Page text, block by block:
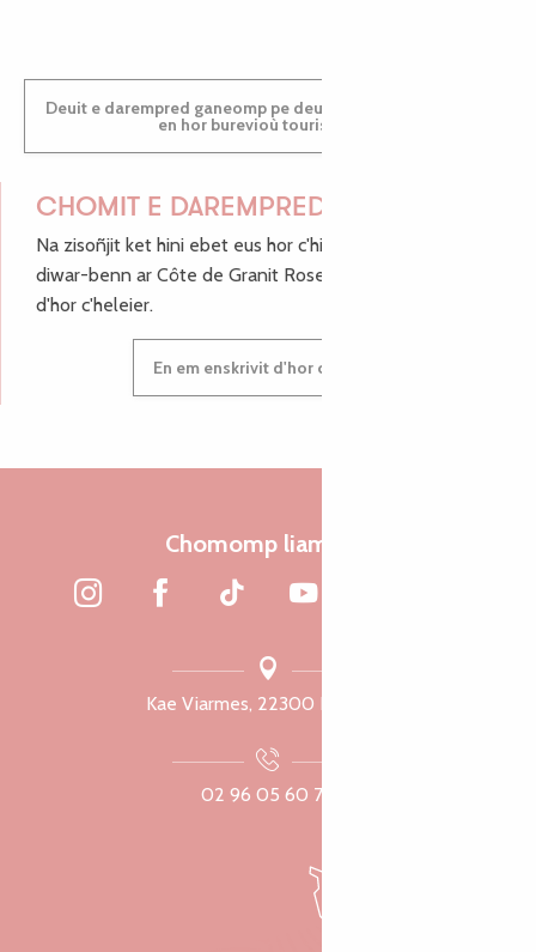
Deuit e darempred ganeomp pe deuit da welet ac'hanomp
en hor burevioù touristerezh
CHOMIT E DAREMPRED !
Na zisoñjit ket hini ebet eus hor c'hinnigoù mat ha keleier
diwar-benn ar Côte de Granit Rose, enskrivit hoc'h anv
d'hor c'heleier.
En em enskrivit d'hor c'heleier
Chomomp liammet
Kae Viarmes, 22300 Lannuon
02 96 05 60 70